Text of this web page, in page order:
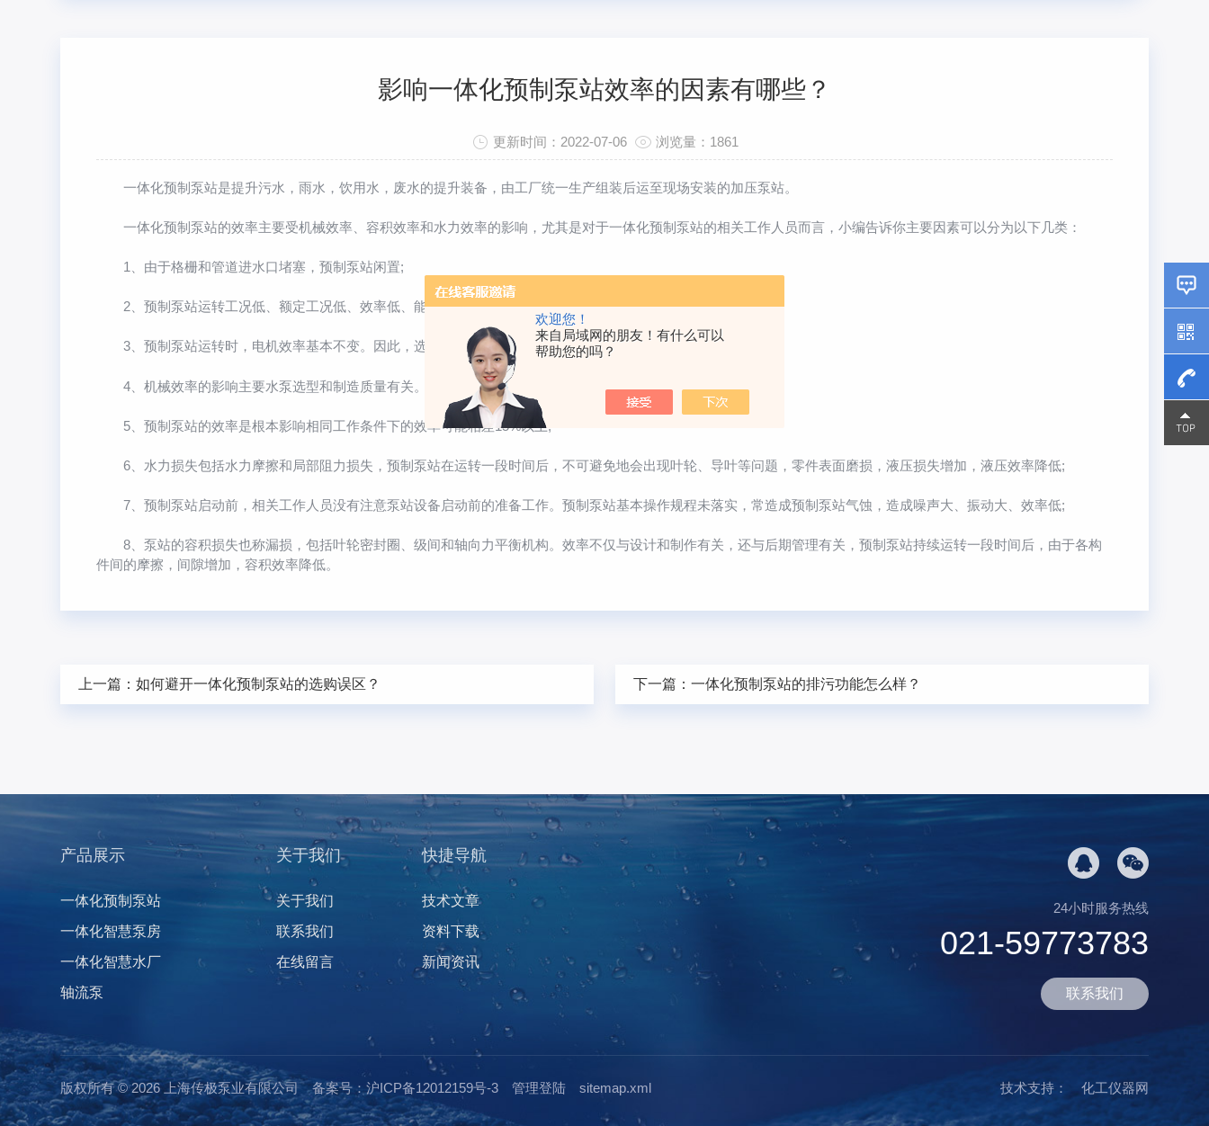
欢迎您！
来自局域网的朋友！有什么可以
帮助您的吗？
影响一体化预制泵站效率的因素有哪些？
更新时间：2022-07-06 浏览量：1861
一体化预制泵站是提升污水，雨水，饮用水，废水的提升装备，由工厂统一生产组装后运至现场安装的加压泵站。
一体化预制泵站的效率主要受机械效率、容积效率和水力效率的影响，尤其是对于一体化预制泵站的相关工作人员而言，小编告诉你主要因素可以分为以下几类：
1、由于格栅和管道进水口堵塞，预制泵站闲置;
2、预制泵站运转工况低、额定工况低、效率低、能耗高;
3、预制泵站运转时，电机效率基本不变。因此，选择一台高效电机是非常重要的;
4、机械效率的影响主要水泵选型和制造质量有关。选择预制泵站后，对后期管理的影响较小;
5、预制泵站的效率是根本影响相同工作条件下的效率可能相差15%以上;
6、水力损失包括水力摩擦和局部阻力损失，预制泵站在运转一段时间后，不可避免地会出现叶轮、导叶等问题，零件表面磨损，液压损失增加，液压效率降低;
7、预制泵站启动前，相关工作人员没有注意泵站设备启动前的准备工作。预制泵站基本操作规程未落实，常造成预制泵站气蚀，造成噪声大、振动大、效率低;
8、泵站的容积损失也称漏损，包括叶轮密封圈、级间和轴向力平衡机构。效率不仅与设计和制作有关，还与后期管理有关，预制泵站持续运转一段时间后，由于各构
件间的摩擦，间隙增加，容积效率降低。
上一篇：如何避开一体化预制泵站的选购误区？ 下一篇：一体化预制泵站的排污功能怎么样？
产品展示
一体化预制泵站
一体化智慧泵房
一体化智慧水厂
轴流泵
关于我们
关于我们
联系我们
在线留言
快捷导航
技术文章
资料下载
新闻资讯
24小时服务热线
021-59773783
联系我们
版权所有 © 2026 上海传极泵业有限公司备案号：沪ICP备12012159号-3 管理登陆 sitemap.xml 技术支持： 化工仪器网